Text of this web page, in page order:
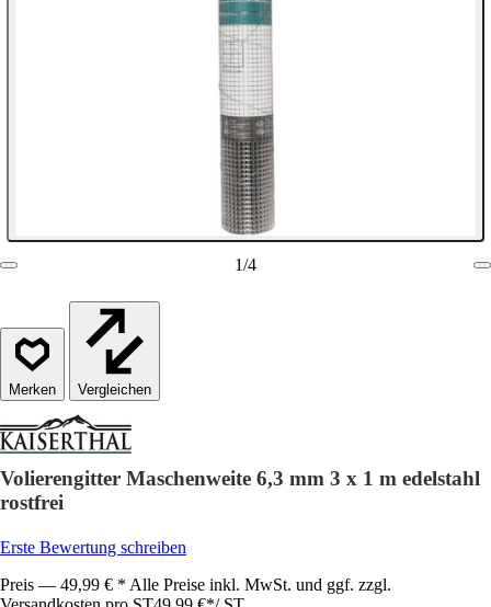
1/4
Vergleichen
Volierengitter Maschenweite 6,3 mm 3 x 1 m edelstahl
rostfrei
Erste Bewertung schreiben
Preis — 49,99 € * Alle Preise inkl. MwSt. und ggf. zzgl.